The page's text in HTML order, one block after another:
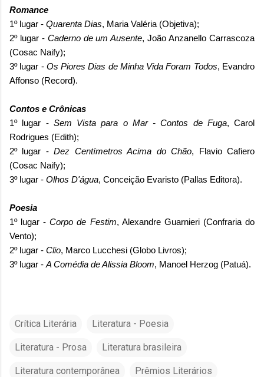
Romance
1º lugar - Quarenta Dias, Maria Valéria (Objetiva);
2º lugar - Caderno de um Ausente, João Anzanello Carrascoza
(Cosac Naify);
3º lugar - Os Piores Dias de Minha Vida Foram Todos, Evandro
Affonso (Record).
Contos e Crônicas
1º lugar - Sem Vista para o Mar - Contos de Fuga, Carol
Rodrigues (Edith);
2º lugar -Dez Centímetros Acima do Chão, Flavio Cafiero
(Cosac Naify);
3º lugar - Olhos D'água, Conceição Evaristo (Pallas Editora).
Poesia
1º lugar -Corpo de Festim, Alexandre Guarnieri (Confraria do
Vento);
2º lugar - Clio, Marco Lucchesi (Globo Livros);
3º lugar - A Comédia de Alissia Bloom, Manoel Herzog (Patuá).
Crítica Literária Literatura - Poesia
Literatura - Prosa Literatura brasileira
Literatura contemporânea
Prêmios Literários